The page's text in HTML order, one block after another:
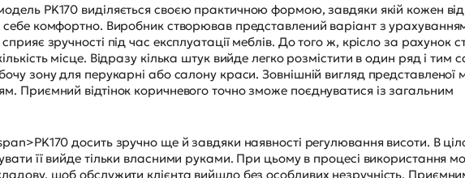
PK170 виділяється своєю практичною формою, завдяки якій кожен
комфортно. Виробник створював представлений варіант з
зручності під час експлуатації меблів. До того ж, крісло за рахунок
місце. Відразу кілька штук вийде легко розмістити в один ряд і тим
зону для перукарні або салону краси. Зовнішній вигляд представленої
Приємний відтінок коричневого точно зможе поєднуватися із загальним
PK170 досить зручно ще й завдяки наявності регулювання висоти. В
її вийде тільки власними руками. При цьому в процесі використання
щоб обслужити клієнта вийшло без особливих незручність.